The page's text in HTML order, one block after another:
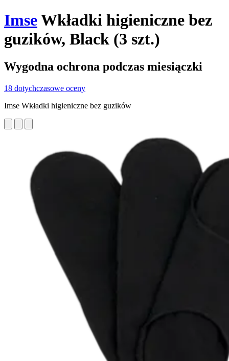
ImseWkładki higieniczne bez
guzików, Black (3 szt.)
Wygodna ochrona podczas miesiączki
18 dotychczasowe oceny
Imse Wkładki higieniczne bez guzików